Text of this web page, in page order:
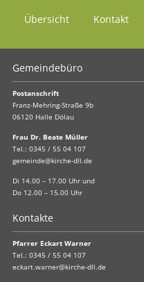
Übersicht Kontakt
Gemeindebüro
Postanschrift
Franz-Mehring-Straße 9b
06120 Halle Dölau
Frau Dr. Beate Müller
Tel.: 0345 / 55 04 107
gemeinde@kirche-dll.de
Di 14.00 – 17.00 Uhr und
Do 12.00 – 15.00 Uhr
Kontakte
Pfarrer Eckart Warner
Tel.: 0345 / 55 04 107
eckart.warner@kirche-dll.de